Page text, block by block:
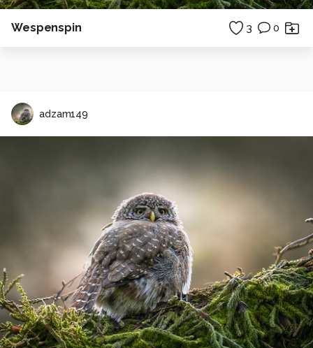
Wespenspin 3 0
adzam149